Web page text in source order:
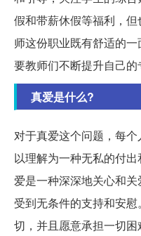
假和带薪休假等福利，
师这份职业既有舒适的
要教师们不断提升自己的
真爱是什么?
对于真爱这个问题，每
以理解为一种无私的付
爱是一种深深地关心和
受到无条件的支持和安
切，并且愿意承担一切